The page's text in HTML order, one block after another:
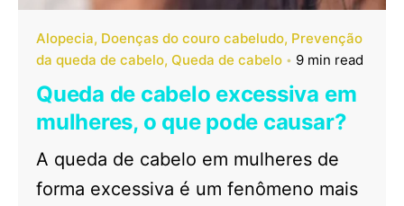
Alopecia Doenças do couro cabeludo Prevenção
da queda de cabelo Queda de cabelo 9 min read
Queda de cabelo excessiva em
mulheres, o que pode causar?
A queda de cabelo em mulheres de
forma excessiva é um fenômeno mais